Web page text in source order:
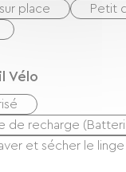
place
Petit
Vélo
de recharge
et sécher le